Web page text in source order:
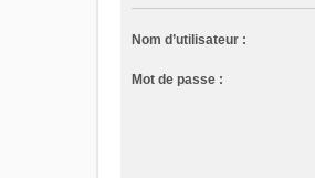
Nom d’utilisateur :
Mot de passe :